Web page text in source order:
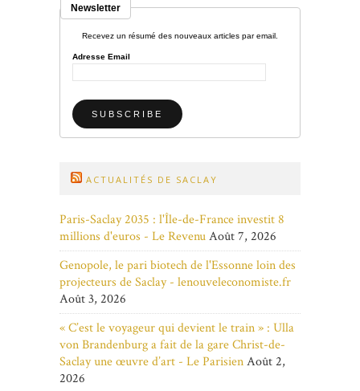
Newsletter
Recevez un résumé des nouveaux articles par email.
Adresse Email
ACTUALITÉS DE SACLAY
Paris-Saclay 2035 : l'Île-de-France investit 8
millions d'euros - Le RevenuAoût 7, 2026
Genopole, le pari biotech de l'Essonne loin des
projecteurs de Saclay - lenouveleconomiste.fr
Août 3, 2026
« C’est le voyageur qui devient le train » : Ulla
von Brandenburg a fait de la gare Christ-de-
Saclay une œuvre d’art - Le ParisienAoût 2,
2026